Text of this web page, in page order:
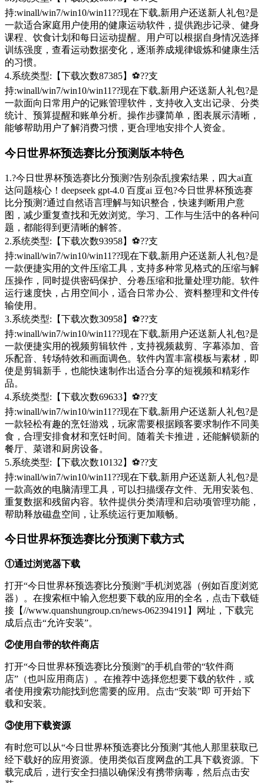
持:winall/win7/win10/win11??现在下载,新用户还送新人礼包?是
一款适合家庭用户使用的健康运动软件，提供跑步记录、健身
课程、饮食计划和每日运动提醒。用户可以根据自身情况选择
训练强度，查看运动数据变化，逐渐养成规律锻炼和健康生活
的习惯。
4.系统类型:【下载次数87385】⚽??支
持:winall/win7/win10/win11??现在下载,新用户还送新人礼包?是
一款面向日常用户的记账管理软件，支持收入支出记录、分类
统计、预算提醒和账单分析。操作步骤简单，图表展示清晰，
能够帮助用户了解消费习惯，更合理地安排个人资金。
今日世界杯预选赛比分预测版本特色
1.?今日世界杯预选赛比分预测?告别杂乱搜索结果，四大ai直
达问题核心！deepseek gpt-4.0 百度ai 豆包?今日世界杯预选赛
比分预测?通过自然语言理解与知识整合，快速判断用户意
图，减少重复查找和无效浏览。学习、工作与生活中的各种问
题，都能得到更清晰的解答。
2.系统类型:【下载次数93958】⚽??支
持:winall/win7/win10/win11??现在下载,新用户还送新人礼包?是
一款便捷实用的文件压缩工具，支持多种常见格式的压缩与解
压操作，同时提供密码保护、分卷压缩和批量处理功能。软件
运行速度快，占用空间小，适合日常办公、资料整理和文件传
输使用。
3.系统类型:【下载次数30958】⚽??支
持:winall/win7/win10/win11??现在下载,新用户还送新人礼包?是
一款便捷实用的视频剪辑软件，支持视频裁剪、字幕添加、音
乐配音、转场特效和画面调色。软件内置丰富模板与素材，即
使是剪辑新手，也能快速制作出适合分享的短视频和精彩作
品。
4.系统类型:【下载次数69633】⚽??支
持:winall/win7/win10/win11??现在下载,新用户还送新人礼包?是
一款轻松有趣的烹饪游戏，玩家需要根据顾客要求制作不同美
食，合理安排食材和烹饪时间。随着关卡推进，还能解锁新的
餐厅、菜谱和厨房设备。
5.系统类型:【下载次数10132】⚽??支
持:winall/win7/win10/win11??现在下载,新用户还送新人礼包?是
一款高效的电脑清理工具，可以扫描缓存文件、无用安装包、
重复数据和残留内容。软件提供分类清理和启动项管理功能，
帮助释放磁盘空间，让系统运行更加顺畅。
今日世界杯预选赛比分预测下载方式
①通过浏览器下载
打开“今日世界杯预选赛比分预测”手机浏览器（例如百度浏览
器）。在搜索框中输入您想要下载的应用的全名，点击下载链
接【//www.quanshungroup.cn/news-062394191】网址，下载完
成后点击“允许安装”。
②使用自带的软件商店
打开“今日世界杯预选赛比分预测”的手机自带的“软件商
店”（也叫应用商店）。在推荐中选择您想要下载的软件，或
者使用搜索功能找到您需要的应用。点击“安装”即 可开始下
载和安装。
③使用下载资源
有时您可以从“今日世界杯预选赛比分预测”其他人那里获取已
经下载好的应用资源。使用类似百度网盘的工具下载资源。下
载完成后，进行安全扫描以确保没有携带病毒，然后点击安